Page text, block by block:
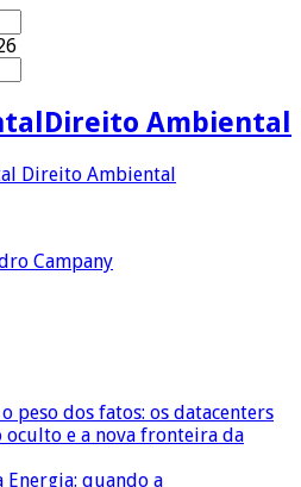
Direito Ambiental
Campany
peso dos fatos: os datacenters
e a nova fronteira da
Energia: quando a